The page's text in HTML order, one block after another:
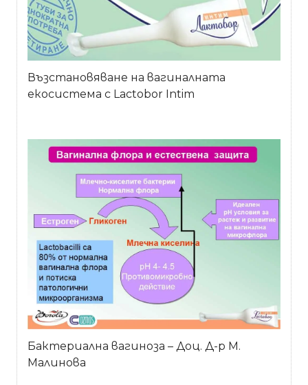
Възстановяване на вагиналната
екосистема с Lactobor Intim
Бактериална вагиноза – Доц. Д-р М.
Малинова